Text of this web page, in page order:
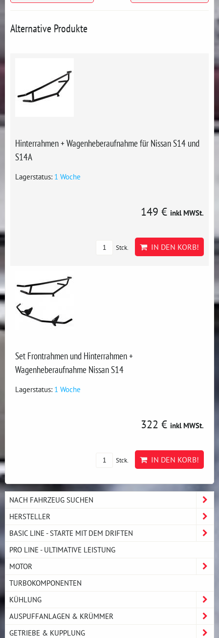
Alternative Produkte
Hinterrahmen + Wagenheberaufnahme für Nissan S14 und
S14A
Lagerstatus: 1 Woche
149 € inkl MWSt.
Stck. IN DEN KORB!
Set Frontrahmen und Hinterrahmen +
Wagenheberaufnahme Nissan S14
Lagerstatus: 1 Woche
322 € inkl MWSt.
Stck. IN DEN KORB!
NACH FAHRZEUG SUCHEN
HERSTELLER
BASIC LINE - STARTE MIT DEM DRIFTEN
PRO LINE - ULTIMATIVE LEISTUNG
MOTOR
TURBOKOMPONENTEN
KÜHLUNG
AUSPUFFANLAGEN & KRÜMMER
GETRIEBE & KUPPLUNG